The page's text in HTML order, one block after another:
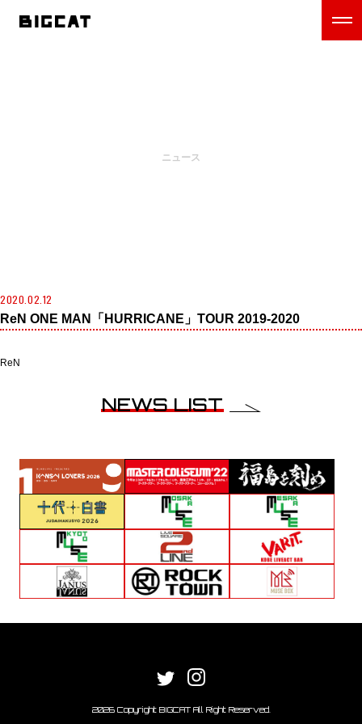
ニュース
2020.02.12
ReN ONE MAN「HURRICANE」TOUR 2019-2020
ReN
NEWS LIST
2026 Copyright BIGCAT All Right Reserved.